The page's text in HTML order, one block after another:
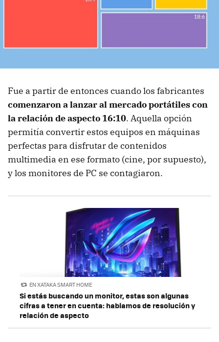
Fue a partir de entonces cuando los fabricantes
comenzaron a lanzar al mercado portátiles con
la relación de aspecto 16:10. Aquella opción
permitía convertir estos equipos en máquinas
perfectas para disfrutar de contenidos
multimedia en ese formato (cine, por supuesto),
y los monitores de PC se contagiaron.
EN XATAKA SMART HOME
Si estás buscando un monitor, estas son algunas
cifras a tener en cuenta: hablamos de resolución y
relación de aspecto